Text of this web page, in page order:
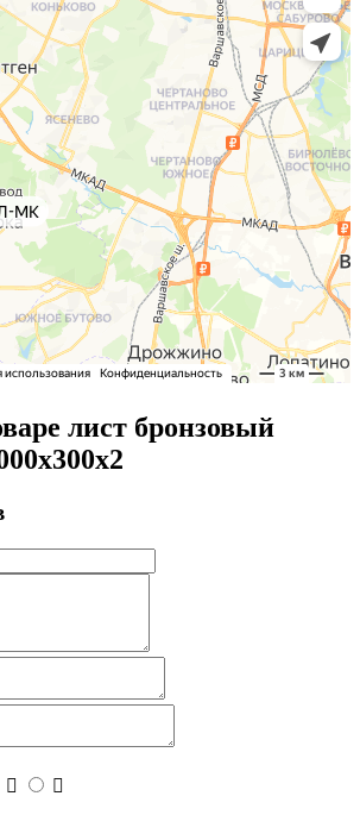
лист бронзовый